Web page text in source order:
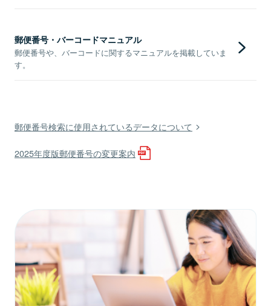
郵便番号・バーコードマニュアル
郵便番号や、バーコードに関するマニュアルを掲載していま
す。
郵便番号検索に使用されているデータについて
2025年度版郵便番号の変更案内